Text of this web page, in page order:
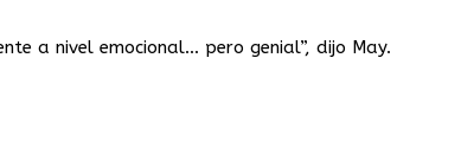
a nivel emocional… pero genial”, dijo May.